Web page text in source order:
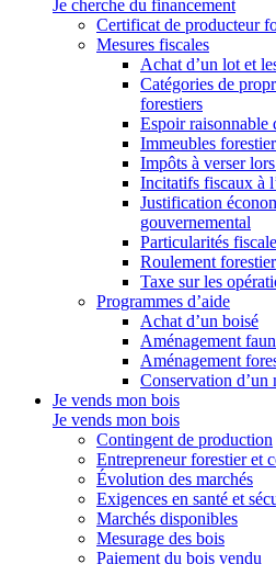
Je cherche du financement
Certificat de producteur
Mesures fiscales
Achat d’un lot et
Catégories de
forestiers
Espoir raisonnable
Immeubles
Impôts à verser
Incitatifs fiscaux à
Justification
gouvernemental
Particularités
Roulement forestier
Taxe sur les
Programmes d’aide
Achat d’un boisé
Aménagement
Aménagement
Conservation d’un
Je vends mon bois
Je vends mon bois
Contingent de production
Entrepreneur forestier et
Évolution des marchés
Exigences en santé et
Marchés disponibles
Mesurage des bois
Paiement du bois vendu